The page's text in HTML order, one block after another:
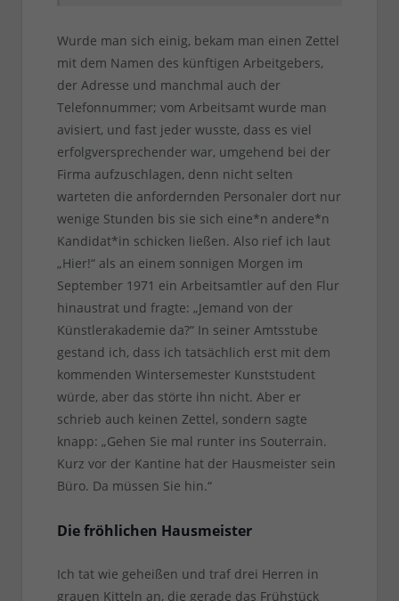
Wurde man sich einig, bekam man einen Zettel
mit dem Namen des künftigen Arbeitgebers,
der Adresse und manchmal auch der
Telefonnummer; vom Arbeitsamt wurde man
avisiert, und fast jeder wusste, dass es viel
erfolgversprechender war, umgehend bei der
Firma aufzuschlagen, denn nicht selten
warteten die anfordernden Personaler dort nur
wenige Stunden bis sie sich eine*n andere*n
Kandidat*in schicken ließen. Also rief ich laut
„Hier!“ als an einem sonnigen Morgen im
September 1971 ein Arbeitsamtler auf den Flur
hinaustrat und fragte: „Jemand von der
Künstlerakademie da?“ In seiner Amtsstube
gestand ich, dass ich tatsächlich erst mit dem
kommenden Wintersemester Kunststudent
würde, aber das störte ihn nicht. Aber er
schrieb auch keinen Zettel, sondern sagte
knapp: „Gehen Sie mal runter ins Souterrain.
Kurz vor der Kantine hat der Hausmeister sein
Büro. Da müssen Sie hin.“
Die fröhlichen Hausmeister
Ich tat wie geheißen und traf drei Herren in
grauen Kitteln an, die gerade das Frühstück